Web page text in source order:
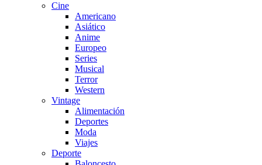
Cine
Americano
Asiático
Anime
Europeo
Series
Musical
Terror
Western
Vintage
Alimentación
Deportes
Moda
Viajes
Deporte